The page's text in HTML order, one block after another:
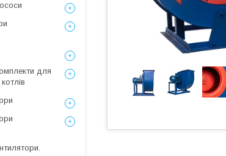
для